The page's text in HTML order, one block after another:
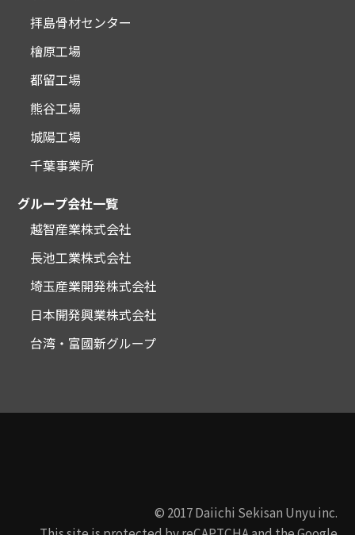
拝島骨材センター
檜原工場
都留工場
熊谷工場
城陽工場
千葉事業所
グループ会社一覧
越智産業株式会社
長池工業株式会社
埼玉産業開発株式会社
日本開発興業株式会社
台湾・富國新グループ
© 2017 Daiichi Sekisan Unyu inc.